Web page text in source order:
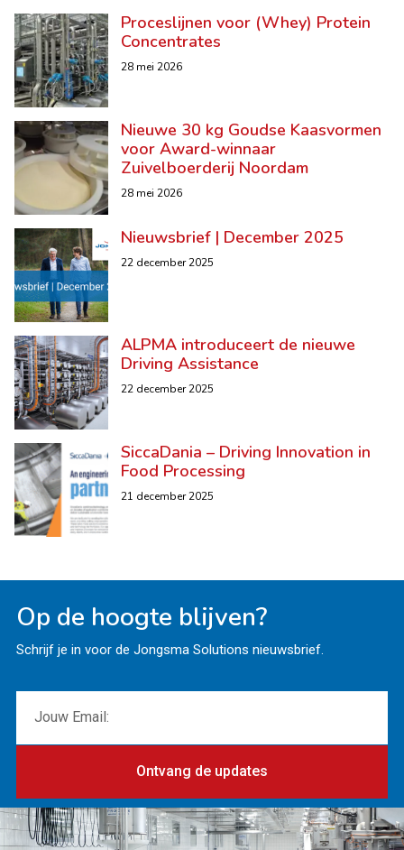
Proceslijnen voor (Whey) Protein
Concentrates
28 mei 2026
Nieuwe 30 kg Goudse Kaasvormen
voor Award-winnaar
Zuivelboerderij Noordam
28 mei 2026
Nieuwsbrief | December 2025
22 december 2025
ALPMA introduceert de nieuwe
Driving Assistance
22 december 2025
SiccaDania – Driving Innovation in
Food Processing
21 december 2025
Op de hoogte blijven?
Schrijf je in voor de Jongsma Solutions nieuwsbrief.
Ontvang de updates